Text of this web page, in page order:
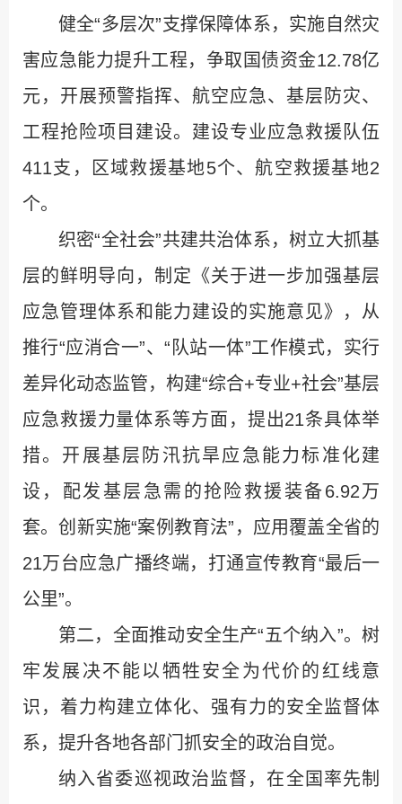
健全“多层次”支撑保障体系，实施自然灾
害应急能力提升工程，争取国债资金12.78亿
元，开展预警指挥、航空应急、基层防灾、
工程抢险项目建设。建设专业应急救援队伍
411支，区域救援基地5个、航空救援基地2
个。
织密“全社会”共建共治体系，树立大抓基
层的鲜明导向，制定《关于进一步加强基层
应急管理体系和能力建设的实施意见》，从
推行“应消合一”、“队站一体”工作模式，实行
差异化动态监管，构建“综合+专业+社会”基层
应急救援力量体系等方面，提出21条具体举
措。开展基层防汛抗旱应急能力标准化建
设，配发基层急需的抢险救援装备6.92万
套。创新实施“案例教育法”，应用覆盖全省的
21万台应急广播终端，打通宣传教育“最后一
公里”。
第二，全面推动安全生产“五个纳入”。树
牢发展决不能以牺牲安全为代价的红线意
识，着力构建立体化、强有力的安全监督体
系，提升各地各部门抓安全的政治自觉。
纳入省委巡视政治监督，在全国率先制